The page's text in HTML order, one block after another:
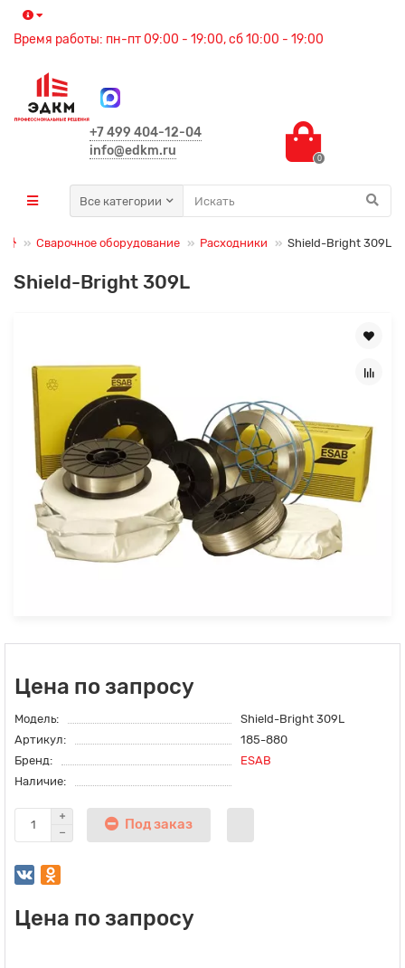
Время работы: пн-пт 09:00 - 19:00, сб 10:00 - 19:00
+7 499 404-12-04
info@edkm.ru
0
Все категории
Сварочное оборудование Расходники Shield-Bright 309L
Shield-Bright 309L
Цена по запросу
Модель:
Shield-Bright 309L
Артикул:
185-880
Бренд:
ESAB
Наличие:
Под заказ
Цена по запросу